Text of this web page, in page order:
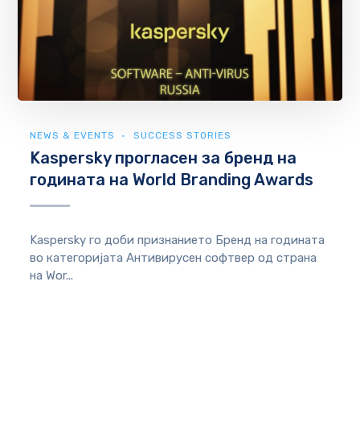
NEWS & EVENTS SUCCESS STORIES
Kaspersky прогласен за бренд на
годината на World Branding Awards
Kaspersky го доби признанието Бренд на годината
во категоријата Антивирусен софтвер од страна
на Wor...